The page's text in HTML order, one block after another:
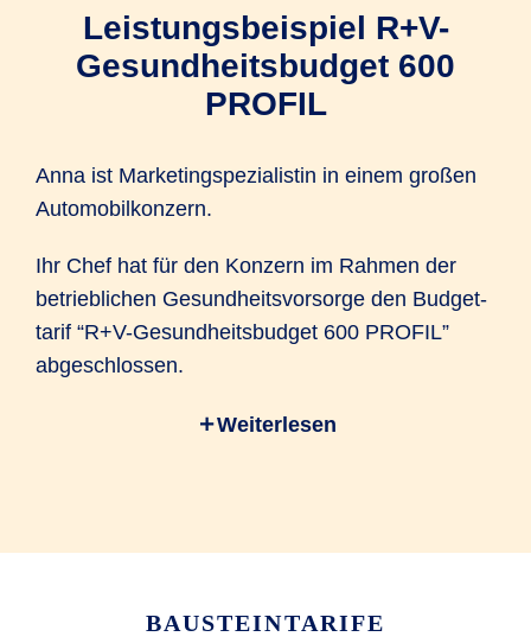
Leistungs­beispiel R+V-
Gesund­heits­budget 600
PROFIL
Anna ist Marketing­spezialistin in einem großen
Automobil­konzern.
Ihr Chef hat für den Konzern im Rahmen der
betrieblichen Gesundheitsvorsorge den Budget­
tarif “R+V-Gesund­heits­budget 600 PROFIL”
abgeschlossen.
Dadurch können Anna und die restliche
Letztes Jahr hatte Anna Rückenschmerzen und
Behandlung ausgegeben. In diesem Jahr hat sie
Weiterlesen
BAUSTEINTARIFE